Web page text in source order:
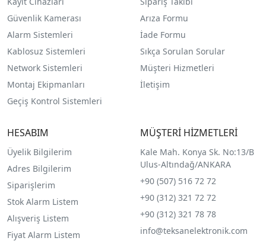
Güvenlik Kamerası
Alarm Sistemleri
Kablosuz Sistemleri
Network Sistemleri
Montaj Ekipmanları
Geçiş Kontrol Sistemleri
Arıza Formu
İade Formu
Sıkça Sorulan Sorular
Müşteri Hizmetleri
İletişim
HESABIM
Üyelik Bilgilerim
Adres Bilgilerim
Siparişlerim
Stok Alarm Listem
Alışveriş Listem
Fiyat Alarm Listem
MÜŞTERİ HİZMETLERİ
Kale Mah. Konya Sk. No:13/B
Ulus-Altındağ/ANKARA
+90 (507) 516 72 72
+90 (312) 321 72 72
+90 (312) 321 78 78
info@teksanelektronik.com